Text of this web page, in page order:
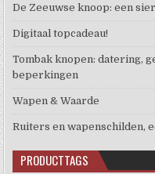
De Zeeuwse knoop: een
Digitaal topcadeau!
Tombak knopen: datering,
beperkingen
Wapen & Waarde
Ruiters en wapenschilden,
PRODUCTTAGS